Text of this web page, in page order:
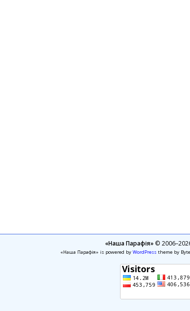
«Наша Парафія»© 2006–2026
«Наша Парафія» is powered by WordPresstheme by